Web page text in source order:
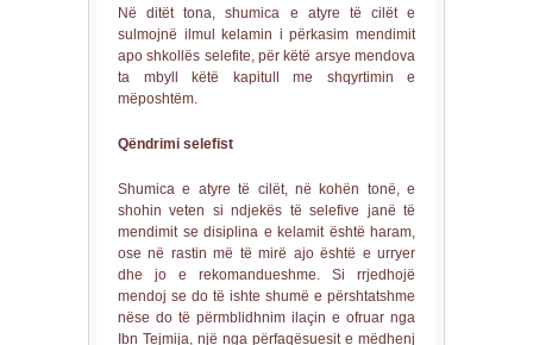
Në ditët tona, shumica e atyre të cilët e
sulmojnë ilmul kelamin i përkasim mendimit
apo shkollës selefite, për këtë arsye mendova
ta mbyll këtë kapitull me shqyrtimin e
mëposhtëm.
Qëndrimi selefist
Shumica e atyre të cilët, në kohën tonë, e
shohin veten si ndjekës të selefive janë të
mendimit se disiplina e kelamit është haram,
ose në rastin më të mirë ajo është e urryer
dhe jo e rekomandueshme. Si rrjedhojë
mendoj se do të ishte shumë e përshtatshme
nëse do të përmblidhnim ilaçin e ofruar nga
Ibn Tejmija, një nga përfaqësuesit e mëdhenj